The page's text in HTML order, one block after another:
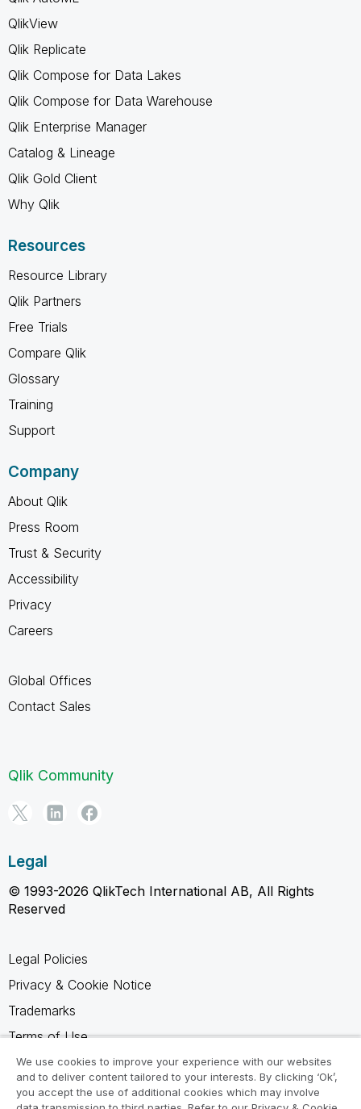
QlikView
Qlik Replicate
Qlik Compose for Data Lakes
Qlik Compose for Data Warehouse
Qlik Enterprise Manager
Catalog & Lineage
Qlik Gold Client
Why Qlik
Resources
Resource Library
Qlik Partners
Free Trials
Compare Qlik
Glossary
Training
Support
Company
About Qlik
Press Room
Trust & Security
Accessibility
Privacy
Careers
Global Offices
Contact Sales
Qlik Community
Legal
© 1993-2026 QlikTech International AB, All Rights
Reserved
Legal Policies
Privacy & Cookie Notice
Trademarks
Terms of Use
Legal Agreements
Product Terms
We use cookies to improve your experience with our websites
and to deliver content tailored to your interests. By clicking ‘Ok’,
you accept the use of additional cookies which may involve